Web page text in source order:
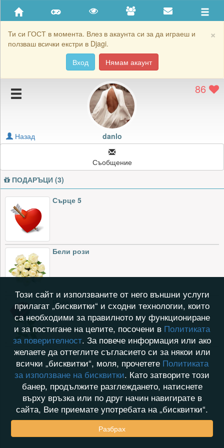
×
Ти си ГОСТ в момента. Влез в акаунта си за да играеш и
ползваш всички екстри в Djagi.
Вход
Нямам акаунт
Приятели
Хронология на игри
Подаръците на danlo
Блокирай danlo
86
danlo
Назад
Съобщение
ПОДАРЪЦИ (3)
Сърце 5
Бели рози
Роза
Този сайт и използваните от него външни услуги
прилагат „бисквитки“ и сходни технологии, които
са необходими за правилното му функциониране
и за постигане на целите, посочени в Политиката
за поверителност. За повече информация или ако
желаете да оттеглите съгласието си за някои или
всички „бисквитки“, моля, прочетете Политиката
за използване на бисквитки. Като затворите този
банер, продължите разглеждането, натиснете
върху връзка или по друг начин навигирате в
сайта, Вие приемате употребата на „бисквитки“.
Разбрах